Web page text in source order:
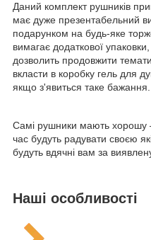
Даний комплект рушників
має дуже презентабельний
подарунком на будь-яке
вимагає додаткової
дозволить продовжити
вкласти в коробку гель для
якщо з'явиться таке бажання.
Самі рушники мають хорошу
час будуть радувати своєю
будуть вдячні вам за
Наші особливості